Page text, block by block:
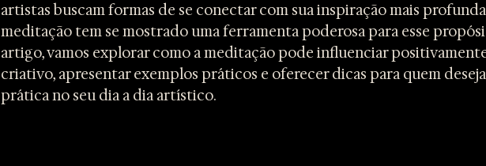
artistas buscam formas de se conectar com sua inspiração mais
meditação tem se mostrado uma ferramenta poderosa para esse
artigo, vamos explorar como a meditação pode influenciar
criativo, apresentar exemplos práticos e oferecer dicas para quem
prática no seu dia a dia artístico.